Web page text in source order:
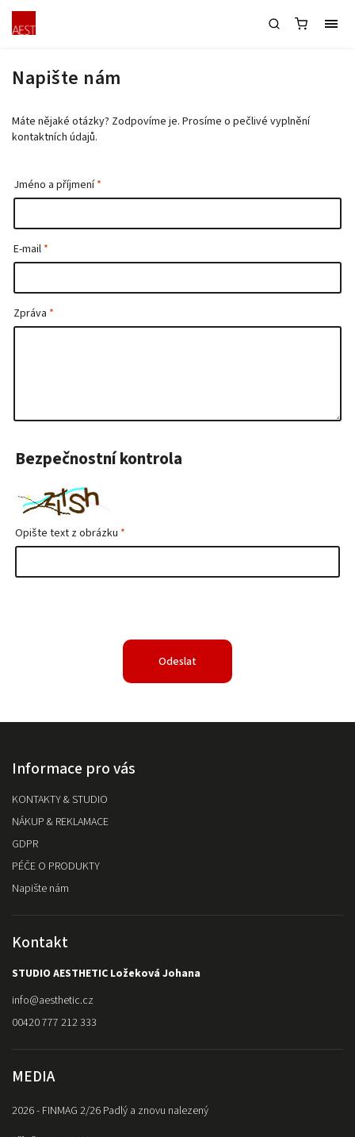
Napište nám
Máte nějaké otázky? Zodpovíme je. Prosíme o pečlivé vyplnění
kontaktních údajů.
Jméno a příjmení
E-mail
Zpráva
Bezpečnostní kontrola
Opište text z obrázku
Odeslat
Informace pro vás
KONTAKTY & STUDIO
NÁKUP & REKLAMACE
GDPR
PÉČE O PRODUKTY
Napište nám
Kontakt
STUDIO AESTHETIC Ložeková Johana
info@aesthetic.cz
00420 777 212 333
MEDIA
2026 - FINMAG 2/26 Padlý a znovu nalezený